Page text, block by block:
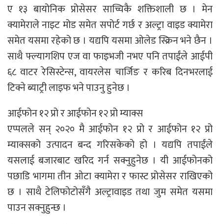
ए १३ बायोनिक प्रोसेसर साच्चिकै शक्तिशाली छ । मेन
क्यामेराले नाइट मोड समेत सपोर्ट गर्छ र अल्ट्रा वाइड क्यामेरा
समेत यसमा रहेको छ । यद्यपि यसमा ओलेड स्क्रिन भने छैन ।
साथै फ्ल्यागशिप एज वा फाइभजी नभए पनि तपाईंले आईपी
६८ वाटर रेसिस्टेन्स, वायरलेस चार्जिङ र करिब दिनभरलाई
टिक्ने ब्याट्री लाइफ भने पाउनु हुनेछ ।
आईफोन १२ प्रो र आईफोन १२ प्रो म्याक्स
एप्पलले सन् २०२० मै आईफोन १२ प्रो र आईफोन १२ प्रो
म्याक्सको उत्पादन बन्द गरिसकेको हो । यद्यपि तपाईंले
यसलाई बजारबाट खरिद गर्न सक्नुहुनेछ । यी आईफोनको
पछाडि भागमा तीन ओटा क्यामेरा र फास्ट प्रोसेसर राखिएको
छ । साथै टेलिफोटोसँगै अल्ट्रावाइड तथा जुम समेत यसमा
पाउन सक्नुहुन्छ ।